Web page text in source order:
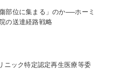
部位に集まる」のか──ホーミ
の送達経路戦略
ニック特定認定再生医療等委